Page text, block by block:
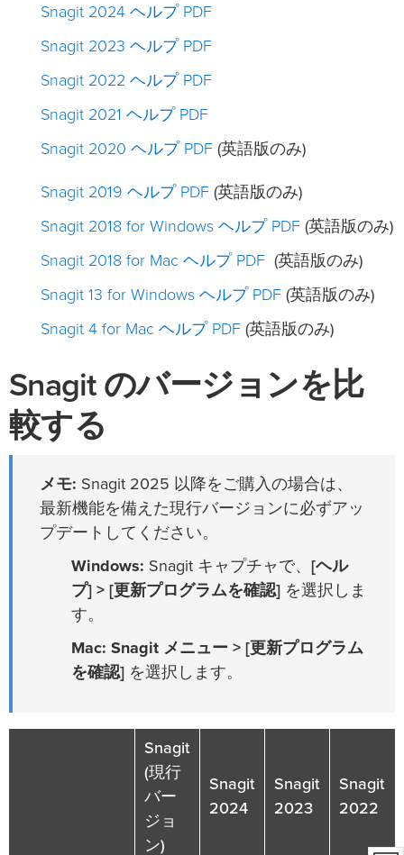
Snagit 2024 ヘルプ PDF
Snagit 2023 ヘルプ PDF
Snagit 2022 ヘルプ PDF
Snagit 2021 ヘルプ PDF
Snagit 2020 ヘルプ PDF (英語版のみ)
Snagit 2019 ヘルプ PDF (英語版のみ)
Snagit 2018 for Windows ヘルプ PDF (英語版のみ)
Snagit 2018 for Mac ヘルプ PDF (英語版のみ)
Snagit 13 for Windows ヘルプ PDF (英語版のみ)
Snagit 4 for Mac ヘルプ PDF (英語版のみ)
Snagit のバージョンを比
較する
メモ: Snagit 2025 以降をご購入の場合は、
最新機能を備えた現行バージョンに必ずアッ
プデートしてください。
Windows: Snagit キャプチャで、
[ヘル
プ] > [更新プログラムを確認] を選択しま
す。
Mac: Snagit メニュー > [更新プログラム
を確認] を選択します。
Snagit
(現行
バー
ジョ
ン)
Snagit
2024
Snagit
2023
Snagit
2022